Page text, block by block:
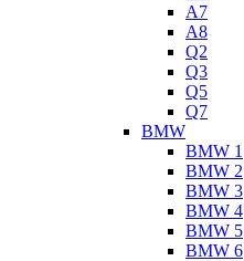
A7
A8
Q2
Q3
Q5
Q7
BMW
BMW 1
BMW 2
BMW 3
BMW 4
BMW 5
BMW 6